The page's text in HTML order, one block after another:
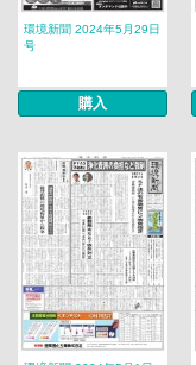
環境新聞 2024年5月29日
号
購入